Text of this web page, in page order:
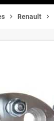
chevron_right Renault chevron_right